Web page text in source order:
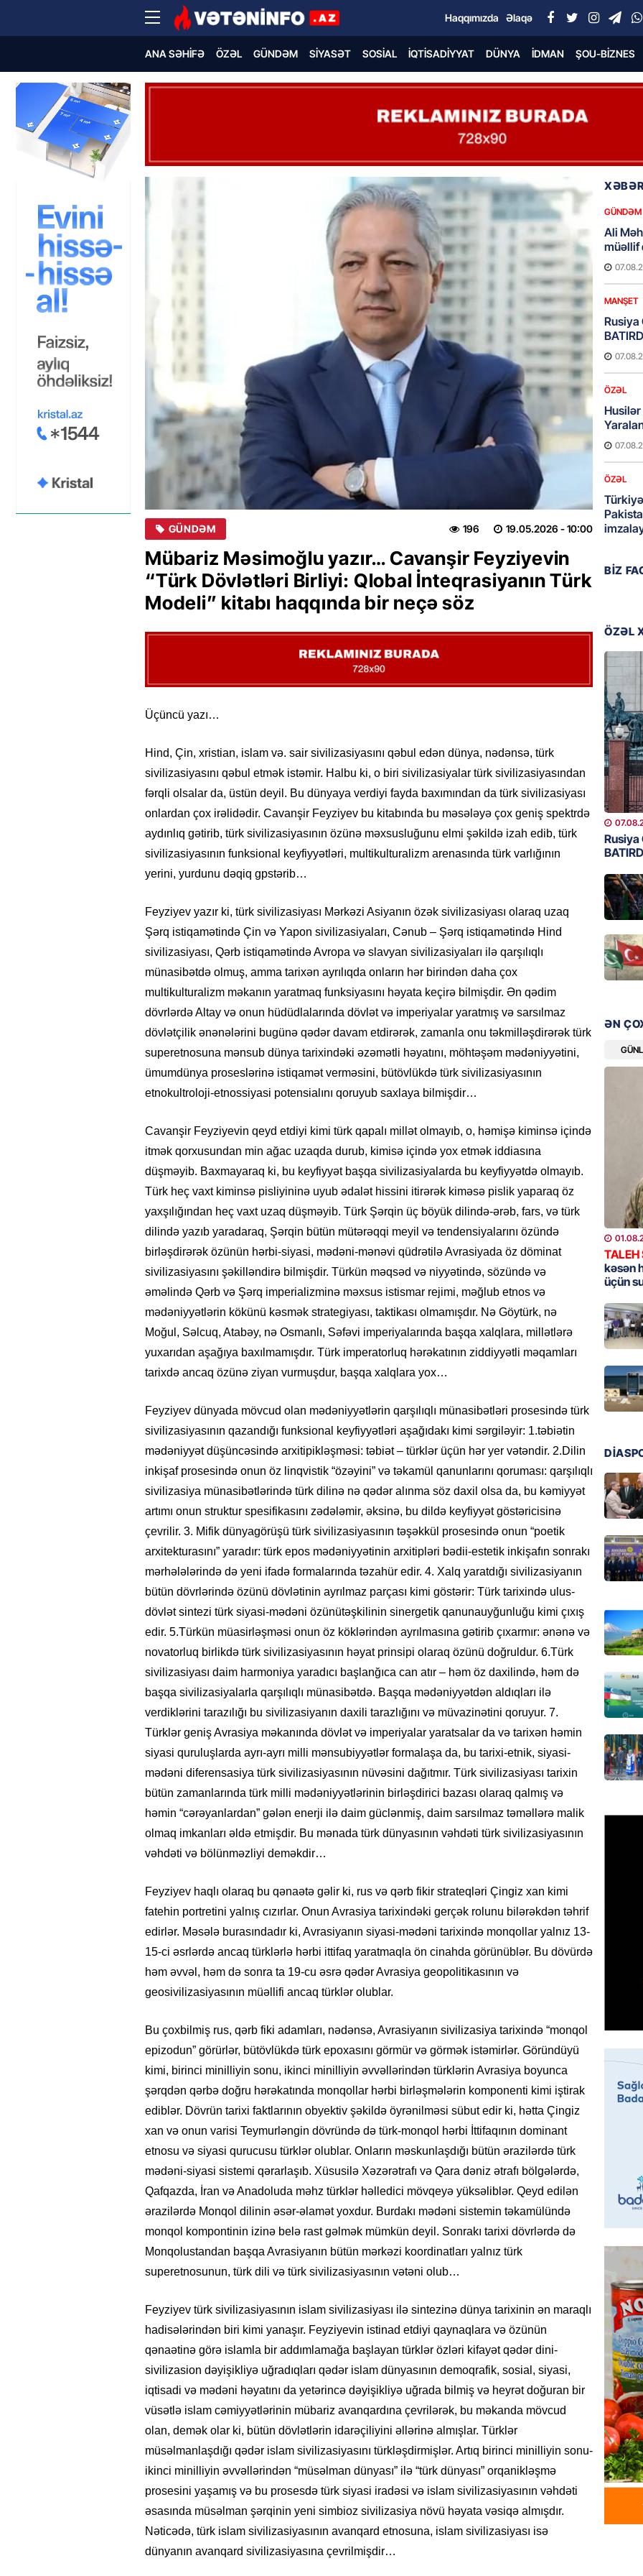
Haqqımızda Əlaqə
ANA SƏHIFƏ ÖZƏL GÜNDƏM SIYASƏT SOSIAL İQTISADIYYAT DÜNYA İDMAN ŞOU-BIZNES
GÜNDƏM 19.05.2026 - 10:00
196
Mübariz Məsimoğlu yazır… Cavanşir Feyziyevin
“Türk Dövlətləri Birliyi: Qlobal İnteqrasiyanın Türk
Modeli” kitabı haqqında bir neçə söz
Üçüncü yazı…
Hind, Çin, xristian, islam və. sair sivilizasiyasını qəbul edən dünya, nədənsə, türk
sivilizasiyasını qəbul etmək istəmir. Halbu ki, o biri sivilizasiyalar türk sivilizasiyasından
fərqli olsalar da, üstün deyil. Bu dünyaya verdiyi fayda baxımından da türk sivilizasiyası
onlardan çox irəlidədir. Cavanşir Feyziyev bu kitabında bu məsələyə çox geniş spektrdə
aydınlıq gətirib, türk sivilizasiyasının özünə məxsusluğunu elmi şəkildə izah edib, türk
sivilizasiyasının funksional keyfiyyətləri, multikulturalizm arenasında türk varlığının
yerini, yurdunu dəqiq gpstərib…
Feyziyev yazır ki, türk sivilizasiyası Mərkəzi Asiyanın özək sivilizasiyası olaraq uzaq
Şərq istiqamətində Çin və Yapon sivilizasiyaları, Cənub – Şərq istiqamətində Hind
sivilizasiyası, Qərb istiqamətində Avropa və slavyan sivilizasiyaları ilə qarşılıqlı
münasibətdə olmuş, amma tarixən ayrılıqda onların hər birindən daha çox
multikulturalizm məkanın yaratmaq funksiyasını həyata keçirə bilmişdir. Ən qədim
dövrlərdə Altay və onun hüdüdlalarında dövlət və imperiyalar yaratmış və sarsılmaz
dövlətçilik ənənələrini bugünə qədər davam etdirərək, zamanla onu təkmilləşdirərək türk
superetnosuna mənsub dünya tarixindəki əzəmətli həyatını, möhtəşəm mədəniyyətini,
ümumdünya proseslərinə istiqamət verməsini, bütövlükdə türk sivilizasiyasının
etnokultroloji-etnossiyasi potensialını qoruyub saxlaya bilmişdir…
Cavanşir Feyziyevin qeyd etdiyi kimi türk qapalı millət olmayıb, o, həmişə kiminsə içində
itmək qorxusundan min ağac uzaqda durub, kimisə içində yox etmək iddiasına
düşməyib. Baxmayaraq ki, bu keyfiyyət başqa sivilizasiyalarda bu keyfiyyətdə olmayıb.
Türk heç vaxt kiminsə pisliyininə uyub ədalət hissini itirərək kiməsə pislik yaparaq öz
yaxşılığından heç vaxt uzaq düşməyib. Türk Şərqin üç böyük dilində-ərəb, fars, və türk
dilində yazıb yaradaraq, Şərqin bütün mütərəqqi meyil və tendensiyalarını özündə
birləşdirərək özünün hərbi-siyasi, mədəni-mənəvi qüdrətilə Avrasiyada öz döminat
sivilizasiyasını şəkilləndirə bilmişdir. Türkün məqsəd və niyyətində, sözündə və
əməlində Qərb və Şərq imperializminə məxsus istismar rejimi, məğlub etnos və
mədəniyyətlərin kökünü kəsmək strategiyası, taktikası olmamışdır. Nə Göytürk, nə
Moğul, Səlcuq, Atabəy, nə Osmanlı, Səfəvi imperiyalarında başqa xalqlara, millətlərə
yuxarıdan aşağıya baxılmamışdır. Türk imperatorluq hərəkatının ziddiyyətli məqamları
tarixdə ancaq özünə ziyan vurmuşdur, başqa xalqlara yox…
Feyziyev dünyada mövcud olan mədəniyyətlərin qarşılıqlı münasibətləri prosesində türk
sivilizasiyasının qazandığı funksional keyfiyyətləri aşağıdakı kimi sərgiləyir: 1.təbiətin
mədəniyyət düşüncəsində arxitipikləşməsi: təbiət – türklər üçün hər yer vətəndir. 2.Dilin
inkişaf prosesində onun öz linqvistik “özəyini” və təkamül qanunlarını qoruması: qarşılıqlı
sivilizasiya münasibətlərində türk dilinə nə qədər alınma söz daxil olsa da, bu kəmiyyət
artımı onun struktur spesifikasını zədələmir, əksinə, bu dildə keyfiyyət göstəricisinə
çevrilir. 3. Mifik dünyagörüşü türk sivilizasiyasının təşəkkül prosesində onun “poetik
arxitekturasını” yaradır: türk epos mədəniyyətinin arxitipləri bədii-estetik inkişafın sonrakı
mərhələlərində də yeni ifadə formalarında təzahür edir. 4. Xalq yaratdığı sivilizasiyanın
bütün dövrlərində özünü dövlətinin ayrılmaz parçası kimi göstərir: Türk tarixində ulus-
dövlət sintezi türk siyasi-mədəni özünütəşkilinin sinergetik qanunauyğunluğu kimi çıxış
edir. 5.Türkün müasirləşməsi onun öz köklərindən ayrılmasına gətirib çıxarmır: ənənə və
novatorluq birlikdə türk sivilizasiyasının həyat prinsipi olaraq özünü doğruldur. 6.Türk
sivilizasiyası daim harmoniya yaradıcı başlanğıca can atır – həm öz daxilində, həm də
başqa sivilizasiyalarla qarşılıqlı münasibətdə. Başqa mədəniyyətdən aldıqları ilə
verdiklərini tarazılığı bu sivilizasiyanın daxili tarazlığını və müvazinətini qoruyur. 7.
Türklər geniş Avrasiya məkanında dövlət və imperiyalar yaratsalar da və tarixən həmin
siyasi quruluşlarda ayrı-ayrı milli mənsubiyyətlər formalaşa da, bu tarixi-etnik, siyasi-
mədəni diferensasiya türk sivilizasiyasının nüvəsini dağıtmır. Türk sivilizasiyası tarixin
bütün zamanlarında türk milli mədəniyyətlərinin birləşdirici bazası olaraq qalmış və
həmin “cərəyanlardan” gələn enerji ilə daim güclənmiş, daim sarsılmaz təməllərə malik
olmaq imkanları əldə etmişdir. Bu mənada türk dünyasının vəhdəti türk sivilizasiyasının
vəhdəti və bölünməzliyi deməkdir…
Feyziyev haqlı olaraq bu qənaətə gəlir ki, rus və qərb fikir strateqləri Çingiz xan kimi
fatehin portretini yalnış cızırlar. Onun Avrasiya tarixindəki gerçək rolunu bilərəkdən təhrif
edirlər. Məsələ burasındadır ki, Avrasiyanın siyasi-mədəni tarixində monqollar yalnız 13-
15-ci əsrlərdə ancaq türklərlə hərbi ittifaq yaratmaqla ön cinahda görünüblər. Bu dövürdə
həm əvvəl, həm də sonra ta 19-cu əsrə qədər Avrasiya geopolitikasının və
geosivilizasiyasının müəllifi ancaq türklər olublar.
Bu çoxbilmiş rus, qərb fiki adamları, nədənsə, Avrasiyanın sivilizasiya tarixində “monqol
epizodun” görürlər, bütövlükdə türk epoxasını görmür və görmək istəmirlər. Göründüyü
kimi, birinci minilliyin sonu, ikinci minilliyin əvvəllərindən türklərin Avrasiya boyunca
şərqdən qərbə doğru hərəkatında monqollar hərbi birləşmələrin komponenti kimi iştirak
ediblər. Dövrün tarixi faktlarının obyektiv şəkildə öyrənilməsi sübut edir ki, hətta Çingiz
xan və onun varisi Teymurləngin dövründə də türk-monqol hərbi İttifaqının dominant
etnosu və siyasi qurucusu türklər olublar. Onların məskunlaşdığı bütün ərazilərdə türk
mədəni-siyasi sistemi qərarlaşıb. Xüsusilə Xəzərətrafı və Qara dəniz ətrafı bölgələrdə,
Qafqazda, İran və Anadoluda məhz türklər həlledici mövqeyə yüksəliblər. Qeyd edilən
ərazilərdə Monqol dilinin əsər-əlamət yoxdur. Burdakı mədəni sistemin təkamülündə
monqol kompontinin izinə belə rast gəlmək mümkün deyil. Sonrakı tarixi dövrlərdə də
Monqolustandan başqa Avrasiyanın bütün mərkəzi koordinatları yalnız türk
superetnosunun, türk dili və türk sivilizasiyasının vətəni olub…
Feyziyev türk sivilizasiyasının islam sivilizasiyası ilə sintezinə dünya tarixinin ən maraqlı
hadisələrindən biri kimi yanaşır. Feyziyevin istinad etdiyi qaynaqlara və özünün
qənaətinə görə islamla bir addımlamağa başlayan türklər özləri kifayət qədər dini-
sivilizasion dəyişikliyə uğradıqları qədər islam dünyasının demoqrafik, sosial, siyasi,
iqtisadi və mədəni həyatını da yetərincə dəyişikliyə uğrada bilmiş və heyrət doğuran bir
vüsətlə islam cəmiyyətlərinin mübariz avanqardına çevrilərək, bu məkanda mövcud
olan, demək olar ki, bütün dövlətlərin idarəçiliyini əllərinə almışlar. Türklər
müsəlmanlaşdığı qədər islam sivilizasiyasını türkləşdirmişlər. Artıq birinci minilliyin sonu-
ikinci minilliyin əvvəllərindən “müsəlman dünyası” ilə “türk dünyası” orqanikləşmə
prosesini yaşamış və bu prosesdə türk siyasi iradəsi və islam sivilizasiyasının vəhdəti
əsasında müsəlman şərqinin yeni simbioz sivilizasiya növü həyata vəsiqə almışdır.
Nəticədə, türk islam sivilizasiyasının avanqard etnosuna, islam sivilizasiyası isə
dünyanın avanqard sivilizasiyasına çevrilmişdir…
GÜNDƏM
Ali
müəllif
MANŞET
Rusiya
ÖZƏL
Husilər
ÖZƏL
GÜNDƏM
BANNER
ABŞ
MANŞET
SƏRT
MANŞET
100
GÜNDƏM
Əsaslı
GÜNDƏM
etdiyi
GÜNDƏM
bağlı
Hakan
əl-
GÜNDƏM
GÜNDƏM
DÜNYA
Kiyev
neft
verdi:
edin,
edin
ÖLKƏ
Bu
təyin
MANŞET
BIZ
ÖZƏL
ƏN
TALEH
kəsən
üçün